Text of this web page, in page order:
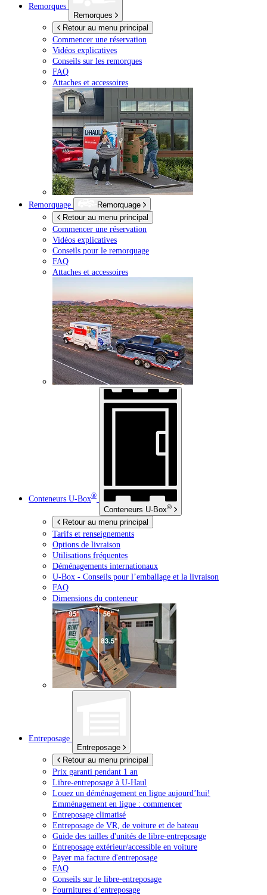
Remorques
Remorques
Retour au menu principal
Commencer une réservation
Vidéos explicatives
Conseils sur les remorques
FAQ
Attaches et accessoires
Remorquage
Remorquage
Retour au menu principal
Commencer une réservation
Vidéos explicatives
Conseils pour le remorquage
FAQ
Attaches et accessoires
Conteneurs U-Box®
Conteneurs U-Box®
Retour au menu principal
Tarifs et renseignements
Options de livraison
Utilisations fréquentes
Déménagements internationaux
U-Box - Conseils pour l’emballage et la livraison
FAQ
Dimensions du conteneur
Entreposage
Entreposage
Retour au menu principal
Prix garanti pendant 1 an
Libre-entreposage à U-Haul
Louez un déménagement en ligne aujourd’hui!
Emménagement en ligne : commencer
Entreposage climatisé
Entreposage de VR, de voiture et de bateau
Guide des tailles d'unités de libre-entreposage
Entreposage extérieur/accessible en voiture
Payer ma facture d'entreposage
FAQ
Conseils sur le libre-entreposage
Fournitures d’entreposage